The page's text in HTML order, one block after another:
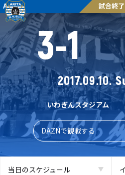
AWAY 試合終了
3-1
2017.09.10.
いわぎんスタジアム
DAZNで観戦する
当日のスケジュール